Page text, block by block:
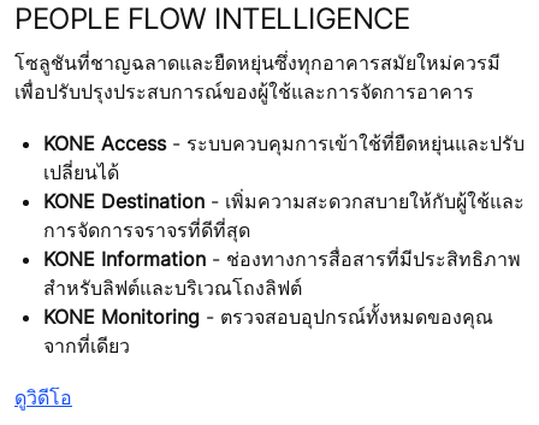
PEOPLE FLOW INTELLIGENCE
โซลูชันที่ชาญฉลาดและยืดหยุ่นซึ่งทุกอาคารสมัยใหม่ควรมี
เพื่อปรับปรุงประสบการณ์ของผู้ใช้และการจัดการอาคาร
KONE Access - ระบบควบคุมการเข้าใช้ที่ยืดหยุ่นและปรับ
เปลี่ยนได้
KONE Destination - เพิ่มความสะดวกสบายให้กับผู้ใช้และ
การจัดการจราจรที่ดีที่สุด
KONE Information - ช่องทางการสื่อสารที่มีประสิทธิภาพ
สำหรับลิฟต์และบริเวณโถงลิฟต์
KONE Monitoring - ตรวจสอบอุปกรณ์ทั้งหมดของคุณ
จากที่เดียว
ดูวิดีโอ